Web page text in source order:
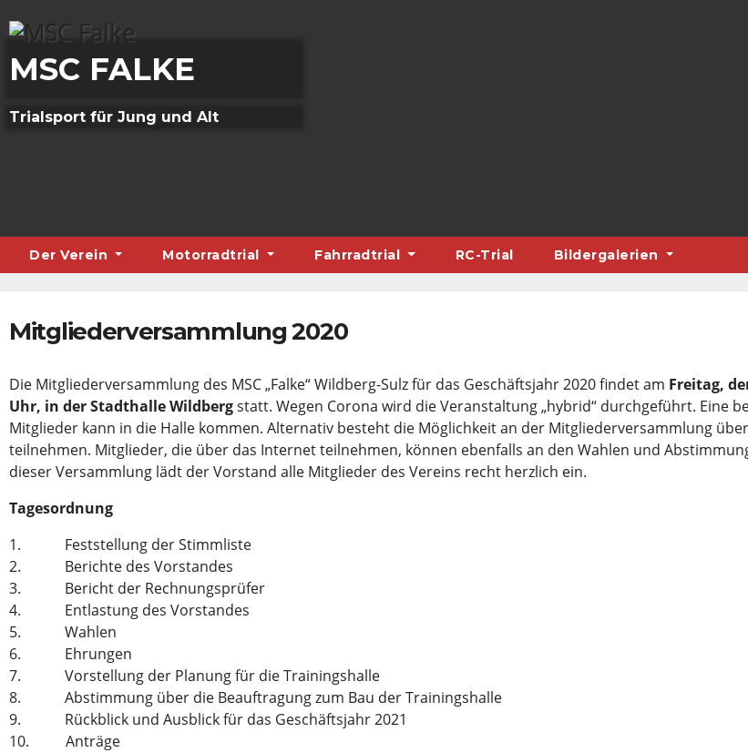
to
content
MSC FALKE
Trialsport für Jung und Alt
Der Verein Motorradtrial Fahrradtrial RC-Trial Bildergalerien
Mitgliederversammlung 2020
Die Mitgliederversammlung des MSC „Falke“ Wildberg-Sulz für das Geschäftsjahr 2020 findet am Freitag,
Uhr, in der Stadthalle Wildbergstatt. Wegen Corona wird die Veranstaltung „hybrid“ durchgeführt. Eine
Mitglieder kann in die Halle kommen. Alternativ besteht die Möglichkeit an der Mitgliederversammlung
teilnehmen. Mitglieder, die über das Internet teilnehmen, können ebenfalls an den Wahlen und
dieser Versammlung lädt der Vorstand alle Mitglieder des Vereins recht herzlich ein.
Tagesordnung
1. Feststellung der Stimmliste
2. Berichte des Vorstandes
3. Bericht der Rechnungsprüfer
4. Entlastung des Vorstandes
5. Wahlen
6. Ehrungen
7. Vorstellung der Planung für die Trainingshalle
8. Abstimmung über die Beauftragung zum Bau der Trainingshalle
9. Rückblick und Ausblick für das Geschäftsjahr 2021
10. Anträge